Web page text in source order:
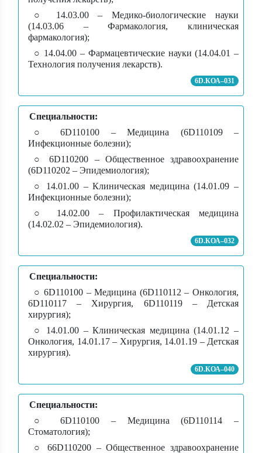
○ 14.03.00 – Медико-биологические науки
(14.03.06 – Фармакология, клиническая
фармакология);
○ 14.04.00 – Фармацевтические науки (14.04.01 –
Технология получения лекарств).
6D.КОА–031
Специальности:
○ 6D110100 – Медицина (6D110109 –
Инфекционные болезни);
○ 6D110200 – Общественное здравоохранение
(6D110202 – Эпидемиология);
○ 14.01.00 – Клиническая медицина (14.01.09 –
Инфекционные болезни);
○ 14.02.00 – Профилактическая медицина
(14.02.02 – Эпидемиология).
6D.КОА–032
Специальности:
○ 6D110100 – Медицина (6D110112 – Онкология,
6D110117 – Хирургия, 6D110119 – Детская
хирургия);
○ 14.01.00 – Клиническая медицина (14.01.12 –
Онкология, 14.01.17 – Хирургия, 14.01.19 – Детская
хирургия).
6D.КОА–040
Специальности:
○ 6D110100 – Медицина (6D110114 –
Стоматология);
○ 66D110200 – Общественное здравоохранение